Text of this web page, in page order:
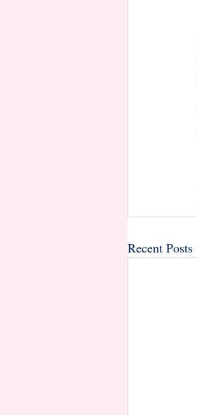
Recent Posts